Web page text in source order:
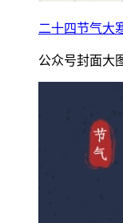
二十四节气大
公众号封面大